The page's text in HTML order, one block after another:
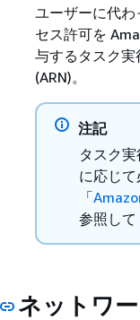
ユーザーに代わ
セス許可を
与するタスク
(ARN)。
注記
タスク
に応じて
「
参照して
ネットワ